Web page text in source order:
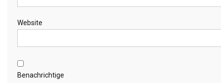
Website
Benachrichtige